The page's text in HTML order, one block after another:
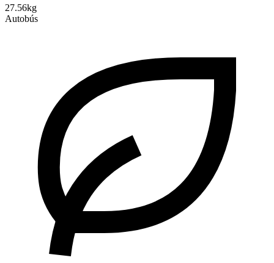
27.56kg
Autobús